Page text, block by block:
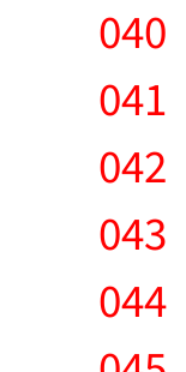
040
041
042
043
044